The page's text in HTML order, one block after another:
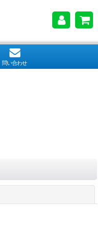
問い合わせ